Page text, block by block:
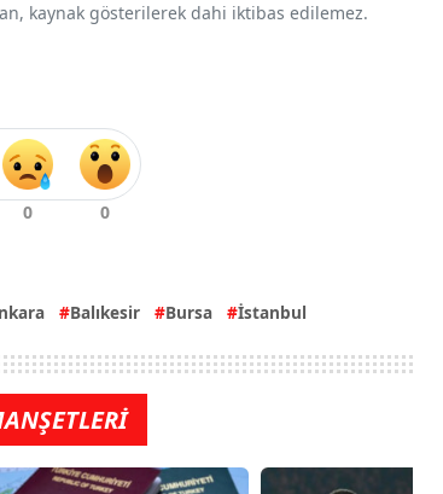
kaynak gösterilerek dahi iktibas edilemez.
Balıkesir Bursa İstanbul